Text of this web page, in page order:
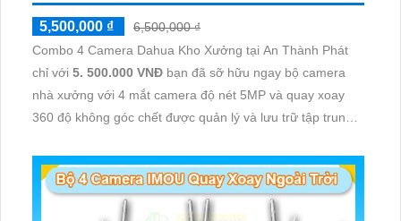
5,500,000 ₫
6,500,000 ₫
Combo 4 Camera Dahua Kho Xưởng tại An Thành Phát
chỉ với 5. 500.000 VNĐ bạn đã sỡ hữu ngay bộ camera
nhà xưởng với 4 mắt camera độ nét 5MP và quay xoay
360 độ không góc chết được quản lý và lưu trữ tập trung